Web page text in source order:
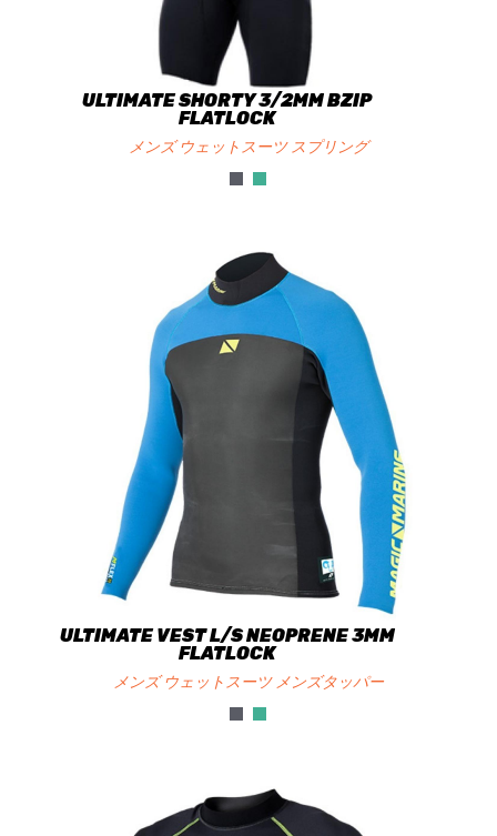
ULTIMATE SHORTY 3/2MM BZIP
FLATLOCK
メンズ ウェットスーツ スプリング
ULTIMATE VEST L/S NEOPRENE 3MM
FLATLOCK
メンズ ウェットスーツ メンズタッパー